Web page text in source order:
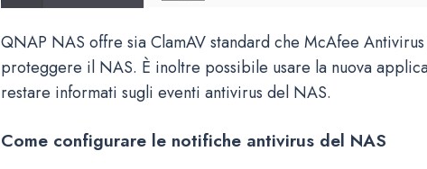
QNAP NAS offre sia ClamAV standard che McAfee
proteggere il NAS. È inoltre possibile usare la nuova
restare informati sugli eventi antivirus del NAS.
Come configurare le notifiche antivirus del NAS